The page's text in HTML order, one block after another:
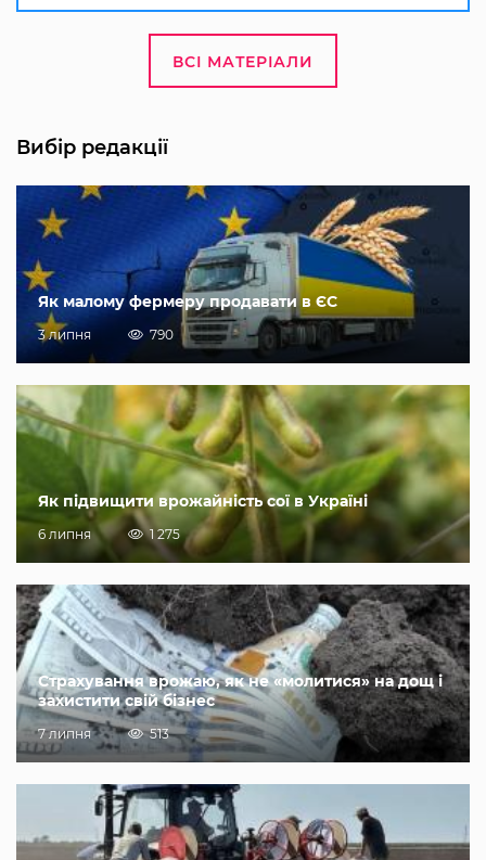
ВСІ МАТЕРІАЛИ
Вибір редакції
Як малому фермеру продавати в ЄС
3 липня 790
Як підвищити врожайність сої в Україні
6 липня 1 275
Страхування врожаю, як не «молитися» на дощ і
захистити свій бізнес
7 липня 513